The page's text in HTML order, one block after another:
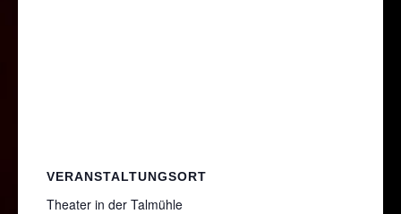
VERANSTALTUNGSORT
Theater in der Talmühle